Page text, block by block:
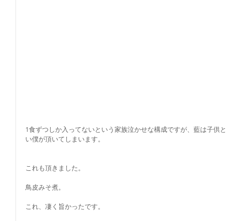
1食ずつしか入ってないという家族泣かせな構成ですが、藍は子供
い僕が頂いてしまいます。
これも頂きました。
鳥皮みそ煮。
これ、凄く旨かったです。